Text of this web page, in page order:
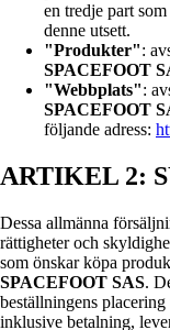
en tredje part
denne utsett.
"Produkter":
SPACEFOOT
"Webbplats":
SPACEFOOT
följande adress:
ARTIKEL 2:
Dessa allmänna
rättigheter och
som önskar köpa
SPACEFOOT SAS.
beställningens
inklusive betalning,